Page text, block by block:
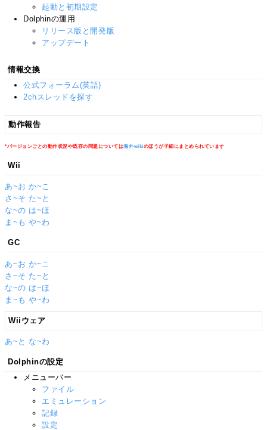
起動と初期設定
Dolphinの運用
リリース版と開発版
アップデート
情報交換
公式フォーラム(英語)
2chスレッドを探す
動作報告
*バージョンごとの動作状況や既存の問題については海外wikiのほうが子細にまとめられています
Wii
あ~お か~こ
さ~そ た~と
な~の は~ほ
ま~も や~わ
GC
あ~お か~こ
さ~そ た~と
な~の は~ほ
ま~も や~わ
Wiiウェア
あ~と な~わ
Dolphinの設定
メニューバー
ファイル
エミュレーション
記録
設定